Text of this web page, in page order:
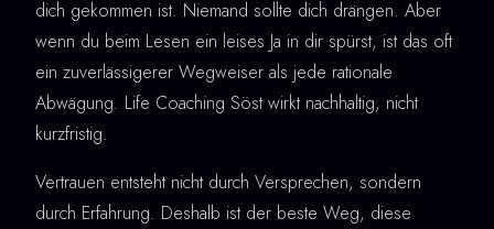
dich gekommen ist. Niemand sollte dich drängen. Aber
wenn du beim Lesen ein leises Ja in dir spürst, ist das oft
ein zuverlässigerer Wegweiser als jede rationale
Abwägung. Life Coaching Söst wirkt nachhaltig, nicht
kurzfristig.
Vertrauen entsteht nicht durch Versprechen, sondern
durch Erfahrung. Deshalb ist der beste Weg, diese